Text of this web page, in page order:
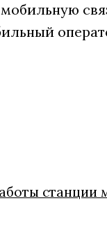
станции